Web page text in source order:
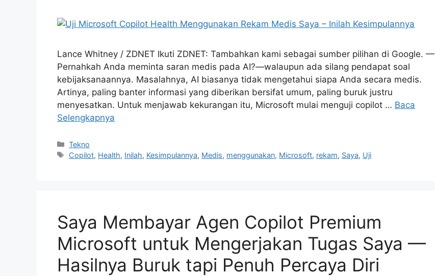
Lance Whitney / ZDNET Ikuti ZDNET: Tambahkan kami sebagai sumber pilihan di Google. —
Pernahkah Anda meminta saran medis pada AI?—walaupun ada silang pendapat soal
kebijaksanaannya. Masalahnya, AI biasanya tidak mengetahui siapa Anda secara medis.
Artinya, paling banter informasi yang diberikan bersifat umum, paling buruk justru
menyesatkan. Untuk menjawab kekurangan itu, Microsoft mulai menguji copilot … Baca
Selengkapnya
Kategori
Tekno
Tag
Copilot, Health, Inilah, Kesimpulannya, Medis, menggunakan, Microsoft, rekam, Saya, Uji
Saya Membayar Agen Copilot Premium
Microsoft untuk Mengerjakan Tugas Saya —
Hasilnya Buruk tapi Penuh Percaya Diri